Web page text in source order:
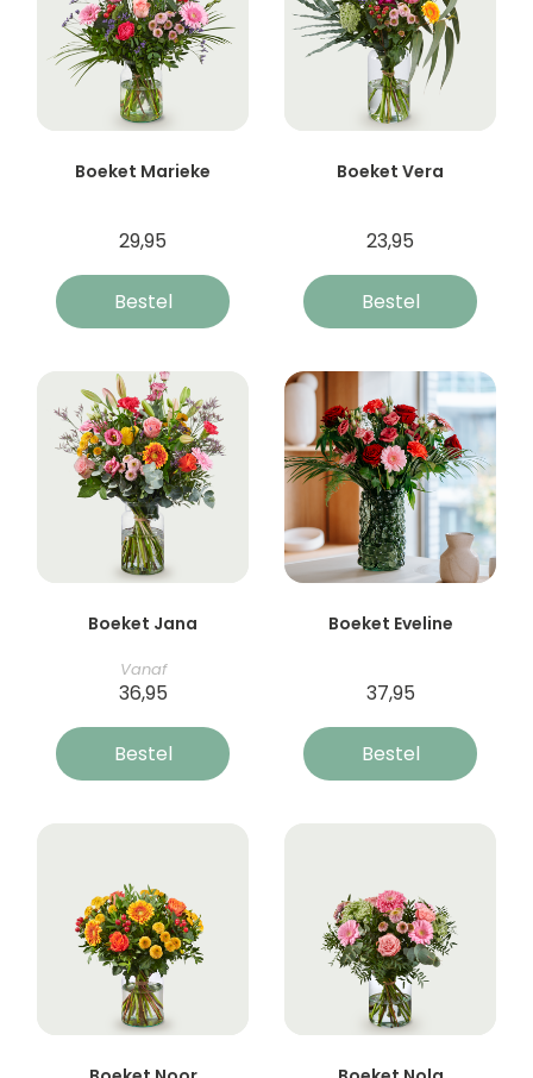
Boeket Marieke
29,95
Bestel
Boeket Vera
23,95
Bestel
Boeket Jana
Vanaf
36,95
Bestel
Boeket Eveline
37,95
Bestel